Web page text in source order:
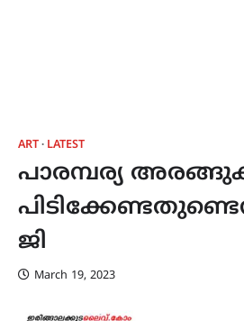
ART LATEST
പാരമ്പര്യ
ജി
March 19, 2023